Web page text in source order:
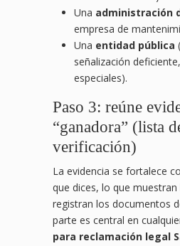
Una administración
empresa de
Una entidad pública
señalización
especiales).
Paso 3: reúne
“ganadora” (lista
verificación)
La evidencia se fortalece
que dices, lo que
registran los documentos
parte es central en
para reclamación legal